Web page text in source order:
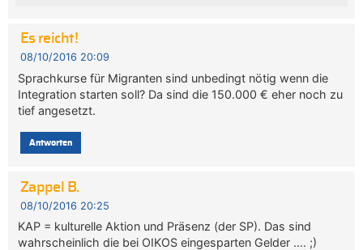
Es reicht!
08/10/2016 20:09
Sprachkurse für Migranten sind unbedingt nötig wenn die
Integration starten soll? Da sind die 150.000 € eher noch zu
tief angesetzt.
Antworten
Zappel B.
08/10/2016 20:25
KAP = kulturelle Aktion und Präsenz (der SP). Das sind
wahrscheinlich die bei OIKOS eingesparten Gelder …. ;)